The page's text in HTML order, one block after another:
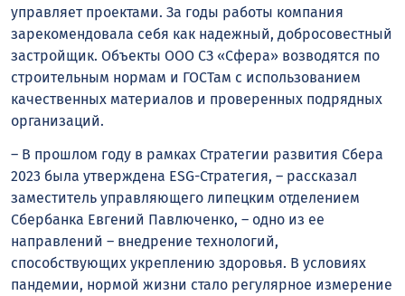
управляет проектами. За годы работы компания
зарекомендовала себя как надежный, добросовестный
застройщик. Объекты ООО СЗ «Сфера» возводятся по
строительным нормам и ГОСТам с использованием
качественных материалов и проверенных подрядных
организаций.
– В прошлом году в рамках Стратегии развития Сбера
2023 была утверждена ESG-Стратегия, – рассказал
заместитель управляющего липецким отделением
Сбербанка Евгений Павлюченко, – одно из ее
направлений – внедрение технологий,
способствующих укреплению здоровья. В условиях
пандемии, нормой жизни стало регулярное измерение